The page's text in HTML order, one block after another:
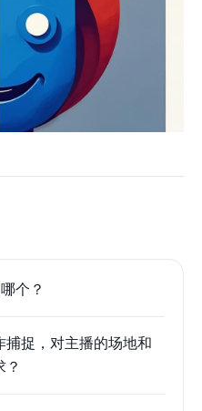
个？
捕捉，对主播的场地和
？